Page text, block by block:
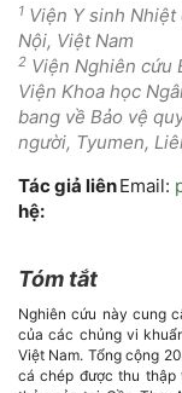
1 Viện Y sinh
Nội, Việt Nam
2 Viện Nghiên cứu
Viện Khoa học
bang về Bảo vệ
người, Tyumen,
Tác giả liên
hệ:
Email:
Nội
dung
Tóm tắt
Nghiên cứu này cung
của các chủng vi
Việt Nam. Tổng cộng
cá chép được thu